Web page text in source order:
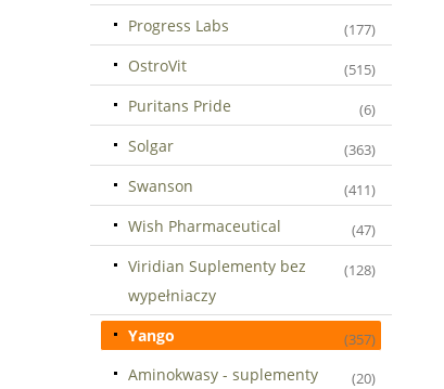
Progress Labs (177)
OstroVit (515)
Puritans Pride (6)
Solgar (363)
Swanson (411)
Wish Pharmaceutical (47)
Viridian Suplementy bez
wypełniaczy
(128)
Yango (357)
Aminokwasy - suplementy (20)